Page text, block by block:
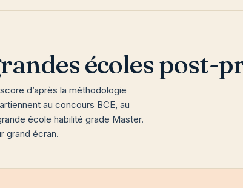
écoles post-
d’après la méthodologie
au concours BCE, au
école habilité grade Master.
grand écran.